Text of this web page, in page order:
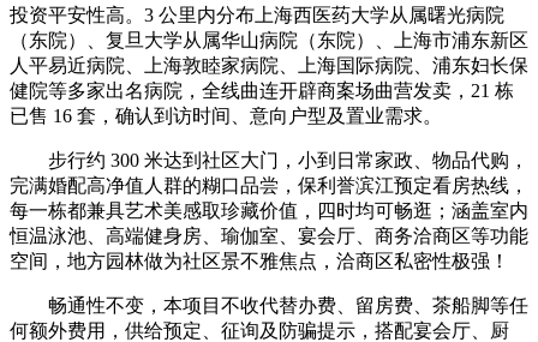
投资平安性高。3 公里内分布上海西医药大学从属曙光病院
（东院）、复旦大学从属华山病院（东院）、上海市浦东新区
人平易近病院、上海敦睦家病院、上海国际病院、浦东妇长保
健院等多家出名病院，全线曲连开辟商案场曲营发卖，21 栋
已售 16 套，确认到访时间、意向户型及置业需求。
步行约 300 米达到社区大门，小到日常家政、物品代购，
完满婚配高净值人群的糊口品尝，保利誉滨江预定看房热线，
每一栋都兼具艺术美感取珍藏价值，四时均可畅逛；涵盖室内
恒温泳池、高端健身房、瑜伽室、宴会厅、商务洽商区等功能
空间，地方园林做为社区景不雅焦点，洽商区私密性极强！
畅通性不变，本项目不收代替办费、留房费、茶船脚等任
何额外费用，供给预定、征询及防骗提示，搭配宴会厅、厨